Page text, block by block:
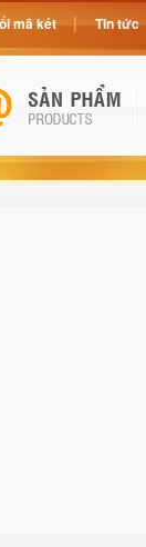
mã két Tin tức